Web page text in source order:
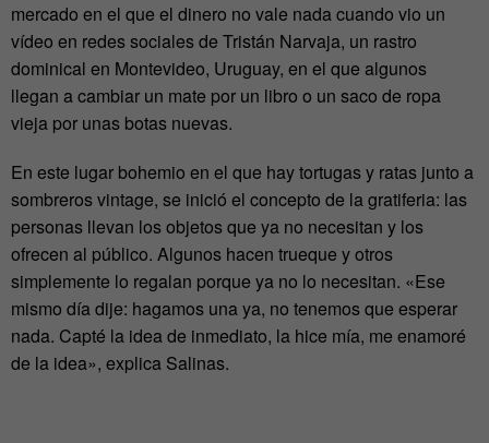
mercado en el que el dinero no vale nada cuando vio un
vídeo en redes sociales de Tristán Narvaja, un rastro
dominical en Montevideo, Uruguay, en el que algunos
llegan a cambiar un mate por un libro o un saco de ropa
vieja por unas botas nuevas.
En este lugar bohemio en el que hay tortugas y ratas junto a
sombreros vintage, se inició el concepto de la gratiferia: las
personas llevan los objetos que ya no necesitan y los
ofrecen al público. Algunos hacen trueque y otros
simplemente lo regalan porque ya no lo necesitan. «Ese
mismo día dije: hagamos una ya, no tenemos que esperar
nada. Capté la idea de inmediato, la hice mía, me enamoré
de la idea», explica Salinas.